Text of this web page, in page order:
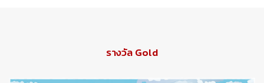
รางวัล Gold